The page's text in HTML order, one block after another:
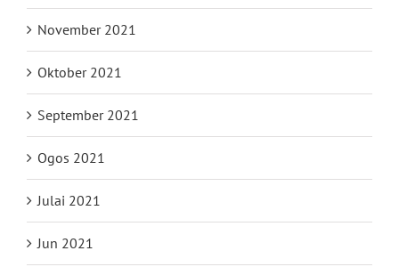
November 2021
Oktober 2021
September 2021
Ogos 2021
Julai 2021
Jun 2021